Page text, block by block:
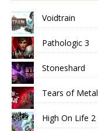
Voidtrain
Pathologic 3
Stoneshard
Tears of Metal
High On Life 2